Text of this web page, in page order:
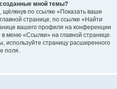
мной темы?
по ссылке «Показать ваши
странице, по ссылке «Найти
вашего профиля на конференции
меню «Ссылки» на главной странице.
используйте страницу расширенного
поля.